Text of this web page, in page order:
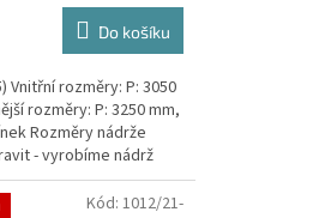
Do košíku
Vnitřní rozměry: P: 3050
rozměry: P: 3250 mm,
Rozměry nádrže
- vyrobíme nádrž
Kód: 1012/21-